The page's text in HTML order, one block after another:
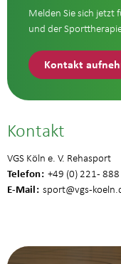
Melden Sie sich jetzt
und der
Kontakt
Kontakt
VGS Köln e. V. Rehasport
Telefon +49 (0) 221 -
E-Mail sport@vgs-